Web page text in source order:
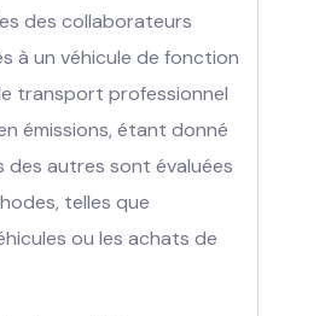
des collaborateurs
à un véhicule de fonction
transport professionnel
émissions, étant donné
des autres sont évaluées
telles que
ou les achats de